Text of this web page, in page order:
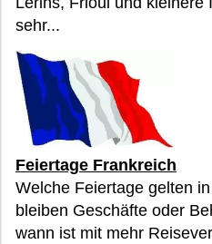
sehr...
Feiertage Frankreich
Welche Feiertage gelten
bleiben Geschäfte oder
wann ist mit mehr